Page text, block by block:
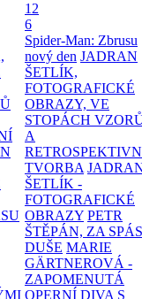
12
6
Spider-Man: Zbrusu
nový den JADRAN
ŠETLÍK,
FOTOGRAFICKÉ
OBRAZY, VE
STOPÁCH
A
TVORBA
ŠETLÍK -
FOTOGRAFICKÉ
OBRAZY PETR
ŠTĚPÁN, ZA
DUŠE MARIE
GÄRTNEROVÁ -
ZAPOMENUTÁ
OPERNÍ DIVA S